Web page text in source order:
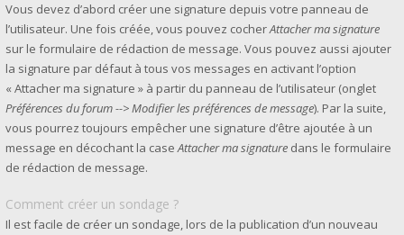
Vous devez d’abord créer une signature depuis votre panneau de
l’utilisateur. Une fois créée, vous pouvez cocherAttacher ma signature
sur le formulaire de rédaction de message. Vous pouvez aussi ajouter
la signature par défaut à tous vos messages en activant l’option
« Attacher ma signature » à partir du panneau de l’utilisateur (onglet
Préférences du forum --> Modifier les préférences de message). Par la suite,
vous pourrez toujours empêcher une signature d’être ajoutée à un
message en décochant la caseAttacher ma signature dans le formulaire
de rédaction de message.
Comment créer un sondage ?
Il est facile de créer un sondage, lors de la publication d’un nouveau